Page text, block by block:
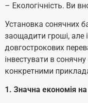
– Екологічність. Ви
Установка сонячних
заощадити гроші, але
довгострокових
інвестувати в
конкретними
1. Значна економія на